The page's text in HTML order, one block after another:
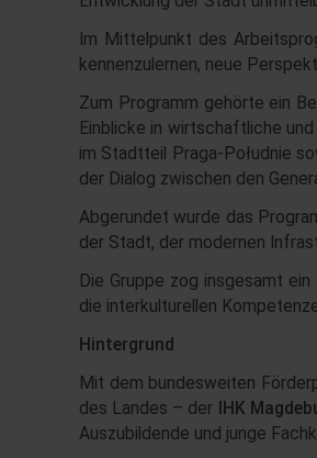
Im Mittelpunkt des
kennenzulernen, neue
Zum Programm gehörte ein
Einblicke in wirtschaftliche
im Stadtteil Praga-Południe
der Dialog zwischen den
Abgerundet wurde das
der Stadt, der modernen
Die Gruppe zog insgesamt
die interkulturellen
Hintergrund
Mit dem bundesweiten
des Landes – der
IHK
Auszubildende und junge